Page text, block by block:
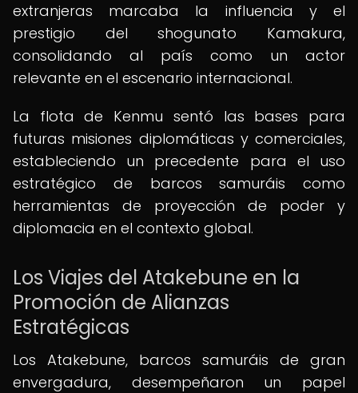
extranjeras marcaba la influencia y el
prestigio del shogunato Kamakura,
consolidando al país como un actor
relevante en el escenario internacional.
La flota de Kenmu sentó las bases para
futuras misiones diplomáticas y comerciales,
estableciendo un precedente para el uso
estratégico de barcos samuráis como
herramientas de proyección de poder y
diplomacia en el contexto global.
Los Viajes del Atakebune en la
Promoción de Alianzas
Estratégicas
Los Atakebune, barcos samuráis de gran
envergadura, desempeñaron un papel